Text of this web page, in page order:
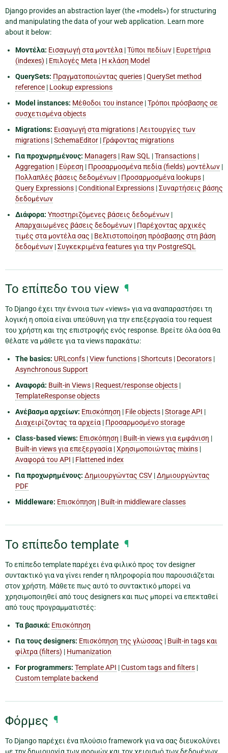
Django provides an abstraction layer (the «models») for structuring
and manipulating the data of your web application. Learn more
about it below:
Μοντέλα: Εισαγωγή στα μοντέλα |Τύποι πεδίων | Ευρετήρια
(indexes) | Επιλογές Meta | Η κλάση Model
QuerySets: Πραγματοποιώντας queries |QuerySet method
reference | Lookup expressions
Model instances: Μέθοδοι του instance |Τρόποι πρόσβασης σε
συσχετισμένα objects
Migrations: Εισαγωγή στα migrations |Λειτουργίες των
migrations |SchemaEditor | Γράφοντας migrations
Για προχωρημένους: Managers | Raw SQL |Transactions |
Aggregation | Εύρεση | Προσαρμοσμένα πεδία (fields) μοντέλων |
Πολλαπλές βάσεις δεδομένων | Προσαρμοσμένα lookups |
Query Expressions |Conditional Expressions |Συναρτήσεις βάσης
δεδομένων
Διάφορα: Υποστηριζόμενες βάσεις δεδομένων |
Απαρχαιωμένες βάσεις δεδομένων | Παρέχοντας αρχικές
τιμές στα μοντέλα σας | Βελτιστοποίηση πρόσβασης στη βάση
δεδομένων |Συγκεκριμένα features για την PostgreSQL
Το επίπεδο του view ¶
Το Django έχει την έννοια των «views» για να αναπαραστήσει τη
λογική η οποία είναι υπεύθυνη για την επεξεργασία του request
του χρήστη και της επιστροφής ενός response. Βρείτε όλα όσα θα
θέλατε να μάθετε για τα views παρακάτω:
The basics: URLconfs |View functions |Shortcuts | Decorators |
Asynchronous Support
Αναφορά: Built-in Views | Request/response objects |
TemplateResponse objects
Ανέβασμα αρχείων: Επισκόπηση | File objects |Storage API |
Διαχειρίζοντας τα αρχεία | Προσαρμοσμένο storage
Class-based views: Επισκόπηση | Built-in views για εμφάνιση |
Built-in views για επεξεργασία |Χρησιμοποιώντας mixins |
Αναφορά του API | Flattened index
Για προχωρημένους: Δημιουργώντας CSV |Δημιουργώντας
PDF
Middleware: Επισκόπηση | Built-in middleware classes
Το επίπεδο template ¶
Το επίπεδο template παρέχει ένα φιλικό προς τον designer
συντακτικό για να γίνει render η πληροφορία που παρουσιάζεται
στον χρήστη. Μάθετε πως αυτό το συντακτικό μπορεί να
χρησιμοποιηθεί από τους designers και πως μπορεί να επεκταθεί
από τους προγραμματιστές:
Τα βασικά: Επισκόπηση
Για τους designers: Επισκόπηση της γλώσσας | Built-in tags και
φίλτρα (filters) | Humanization
For programmers: Template API |Custom tags and filters |
Custom template backend
Φόρμες ¶
Το Django παρέχει ένα πλούσιο framework για να σας διευκολύνει